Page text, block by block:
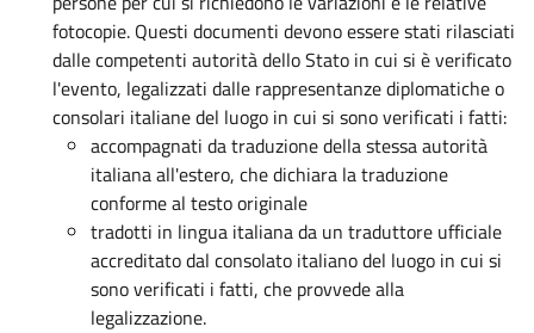
fotocopie. Questi documenti devono essere stati rilasciati
dalle competenti autorità dello Stato in cui si è verificato
l'evento, legalizzati dalle rappresentanze diplomatiche o
consolari italiane del luogo in cui si sono verificati i fatti:
accompagnati da traduzionedella stessa autorità
italiana all'estero, che dichiara la traduzione
conforme al testo originale
tradotti in lingua italiana da un traduttore ufficiale
accreditato dal consolato italiano del luogo in cui si
sono verificati i fatti, che provvede alla
legalizzazione.